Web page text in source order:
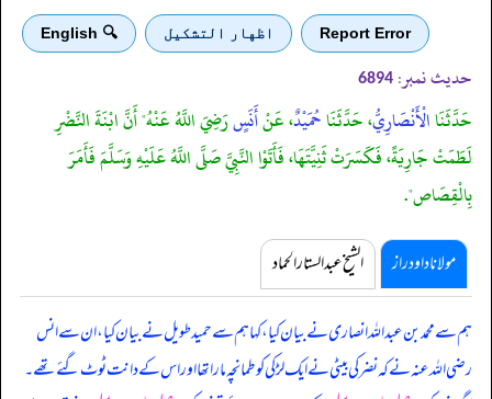
Report Error اظهار التشكيل 🔍 English
حدیث نمبر: 6894
حَدَّثَنَاالْأَنْصَارِيُّ، حَدَّثَنَاحُمَيْدٌ، عَنْأَنَسٍرَضِيَ اللَّهُ عَنْهُ" أَنَّ ابْنَةَ النَّضْرِ
لَطَمَتْ جَارِيَةً، فَكَسَرَتْ ثَنِيَّتَهَا، فَأَتَوْا النَّبِيَّ صَلَّى اللَّهُ عَلَيْهِ وَسَلَّمَ فَأَمَرَ
بِالْقِصَاص".
مولانا داود راز الشیخ عبدالستار الحماد
ہم سے محمد بن عبداللہ انصاری نے بیان کیا، کہا ہم سے حمید طویل نے بیان کیا، ان سے انس
رضی اللہ عنہ نے کہنضر کی بیٹی نے ایک لڑکی کو طمانچہ مارا تھا اور اس کے دانت ٹوٹ گئے تھے۔